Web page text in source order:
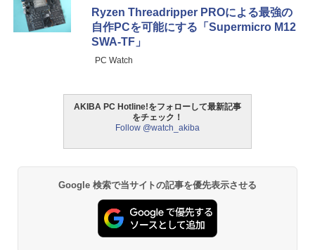
Ryzen Threadripper PROによる最強の
自作PCを可能にする「Supermicro M12
SWA-TF」
PC Watch
AKIBA PC Hotline!をフォローして最新記事
をチェック！
Follow @watch_akiba
Google 検索で当サイトの記事を優先表示させる